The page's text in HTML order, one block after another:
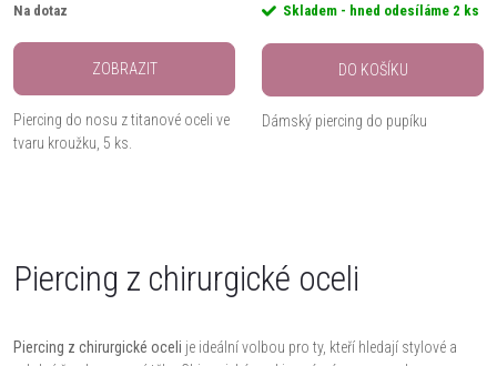
Na dotaz
ZOBRAZIT
Piercing do nosu z titanové oceli ve
tvaru kroužku, 5 ks.
Skladem - hned odesíláme 2 ks
DO KOŠÍKU
Dámský piercing do pupíku
v
Piercing z chirurgické oceli
Piercing z chirurgické oceli je ideální volbou pro ty, kteří hledají stylové a